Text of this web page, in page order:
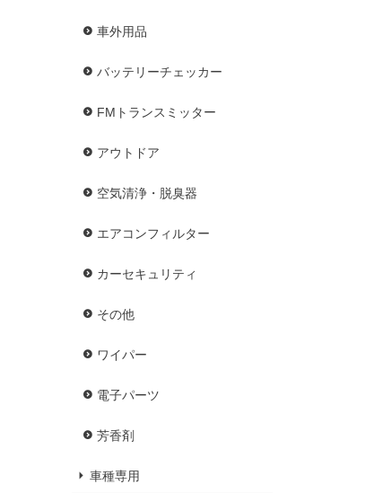
車外用品
バッテリーチェッカー
FMトランスミッター
アウトドア
空気清浄・脱臭器
エアコンフィルター
カーセキュリティ
その他
ワイパー
電子パーツ
芳香剤
車種専用